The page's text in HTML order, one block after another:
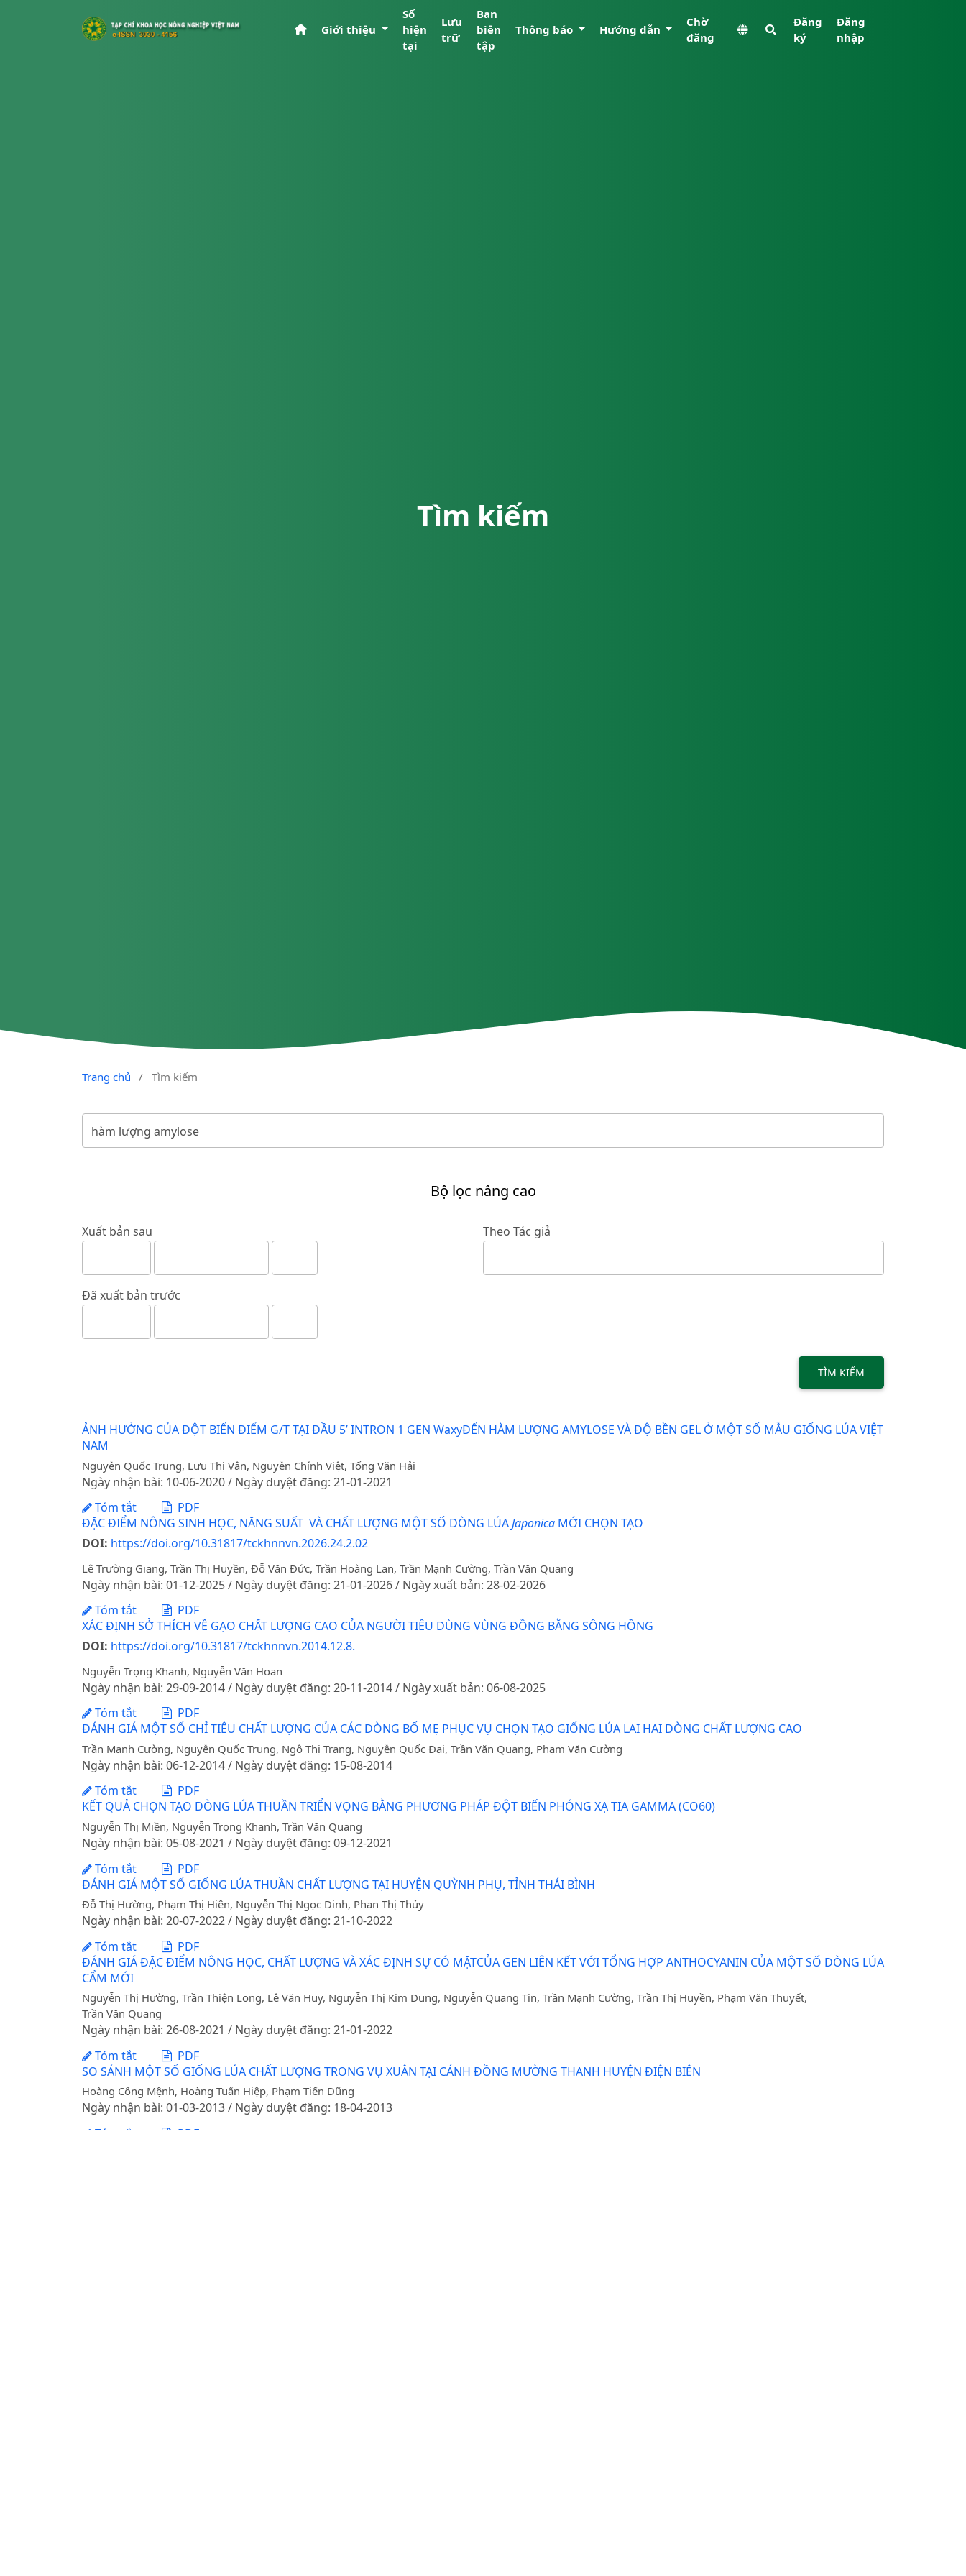
Giới thiệu
Số
hiện
tại
Lưu
trữ
Ban
biên
tập
Thông báo Hướng dẫn
Chờ
đăng
Đăng
ký
Đăng
nhập
Tìm kiếm
Trang chủ / Tìm kiếm
Bộ lọc nâng cao
Xuất bản sau
Đã xuất bản trước
Theo Tác giả
TÌM KIẾM
ẢNH HƯỞNG CỦA ĐỘT BIẾN ĐIỂM G/T TẠI ĐẦU 5’ INTRON 1 GEN WaxyĐẾN HÀM LƯỢNG AMYLOSE VÀ ĐỘ BỀN GEL Ở MỘT SỐ MẪU GIỐNG LÚA VIỆT
NAM
Nguyễn Quốc Trung, Lưu Thị Vân, Nguyễn Chính Việt, Tống Văn Hải
Ngày nhận bài: 10-06-2020 / Ngày duyệt đăng: 21-01-2021
Tóm tắt
PDF
ĐẶC ĐIỂM NÔNG SINH HỌC, NĂNG SUẤT VÀ CHẤT LƯỢNG MỘT SỐ DÒNG LÚAJaponica MỚI CHỌN TẠO
DOI: https://doi.org/10.31817/tckhnnvn.2026.24.2.02
Lê Trường Giang, Trần Thị Huyền, Đỗ Văn Đức, Trần Hoàng Lan, Trần Mạnh Cường, Trần Văn Quang
Ngày nhận bài: 01-12-2025 / Ngày duyệt đăng: 21-01-2026 / Ngày xuất bản: 28-02-2026
Tóm tắt
PDF
XÁC ĐỊNH SỞ THÍCH VỀ GẠO CHẤT LƯỢNG CAO CỦA NGƯỜI TIÊU DÙNG VÙNG ĐỒNG BẰNG SÔNG HỒNG
DOI: https://doi.org/10.31817/tckhnnvn.2014.12.8.
Nguyễn Trọng Khanh, Nguyễn Văn Hoan
Ngày nhận bài: 29-09-2014 / Ngày duyệt đăng: 20-11-2014 / Ngày xuất bản: 06-08-2025
Tóm tắt
PDF
ĐÁNH GIÁ MỘT SỐ CHỈ TIÊU CHẤT LƯỢNG CỦA CÁC DÒNG BỐ MẸ PHỤC VỤ CHỌN TẠO GIỐNG LÚA LAI HAI DÒNG CHẤT LƯỢNG CAO
Trần Mạnh Cường, Nguyễn Quốc Trung, Ngô Thị Trang, Nguyễn Quốc Đại, Trần Văn Quang, Phạm Văn Cường
Ngày nhận bài: 06-12-2014 / Ngày duyệt đăng: 15-08-2014
Tóm tắt
PDF
KẾT QUẢ CHỌN TẠO DÒNG LÚA THUẦN TRIỂN VỌNG BẰNG PHƯƠNG PHÁP ĐỘT BIẾN PHÓNG XẠ TIA GAMMA (CO60)
Nguyễn Thị Miền, Nguyễn Trọng Khanh, Trần Văn Quang
Ngày nhận bài: 05-08-2021 / Ngày duyệt đăng: 09-12-2021
Tóm tắt
PDF
ĐÁNH GIÁ MỘT SỐ GIỐNG LÚA THUẦN CHẤT LƯỢNG TẠI HUYỆN QUỲNH PHỤ, TỈNH THÁI BÌNH
Đỗ Thị Hường, Phạm Thị Hiên, Nguyễn Thị Ngọc Dinh, Phan Thị Thủy
Ngày nhận bài: 20-07-2022 / Ngày duyệt đăng: 21-10-2022
Tóm tắt
PDF
ĐÁNH GIÁ ĐẶC ĐIỂM NÔNG HỌC, CHẤT LƯỢNG VÀ XÁC ĐỊNH SỰ CÓ MẶTCỦA GEN LIÊN KẾT VỚI TỔNG HỢP ANTHOCYANIN CỦA MỘT SỐ DÒNG LÚA
CẨM MỚI
Nguyễn Thị Hường, Trần Thiện Long, Lê Văn Huy, Nguyễn Thị Kim Dung, Nguyễn Quang Tin, Trần Mạnh Cường, Trần Thị Huyền, Phạm Văn Thuyết,
Trần Văn Quang
Ngày nhận bài: 26-08-2021 / Ngày duyệt đăng: 21-01-2022
Tóm tắt
PDF
SO SÁNH MỘT SỐ GIỐNG LÚA CHẤT LƯỢNG TRONG VỤ XUÂN TẠI CÁNH ĐỒNG MƯỜNG THANH HUYỆN ĐIỆN BIÊN
Hoàng Công Mệnh, Hoàng Tuấn Hiệp, Phạm Tiến Dũng
Ngày nhận bài: 01-03-2013 / Ngày duyệt đăng: 18-04-2013
Tóm tắt
PDF